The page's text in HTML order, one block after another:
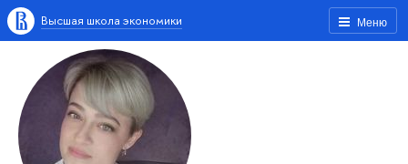
Меню
Высшая школа экономики